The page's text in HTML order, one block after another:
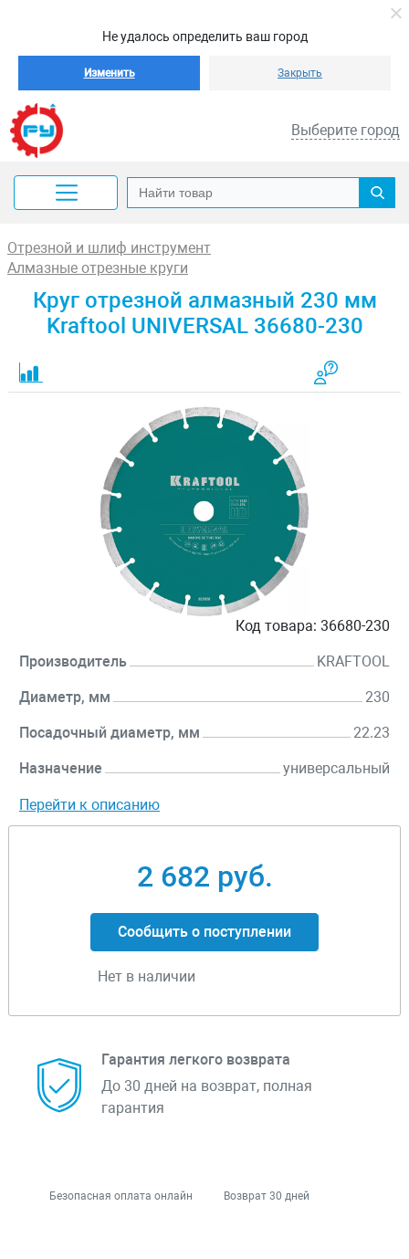
Не удалось определить ваш город
Изменить Закрыть
Выберите город
Отрезной и шлиф инструмент
Алмазные отрезные круги
Круг отрезной алмазный 230 мм
Kraftool UNIVERSAL 36680-230
Код товара: 36680-230
Производитель KRAFTOOL
Диаметр, мм 230
Посадочный диаметр, мм 22.23
Назначение универсальный
Перейти к описанию
2 682 руб.
Сообщить о поступлении
Нет в наличии
Гарантия легкого возврата
До 30 дней на возврат, полная
гарантия
Безопасная оплата онлайн Возврат 30 дней